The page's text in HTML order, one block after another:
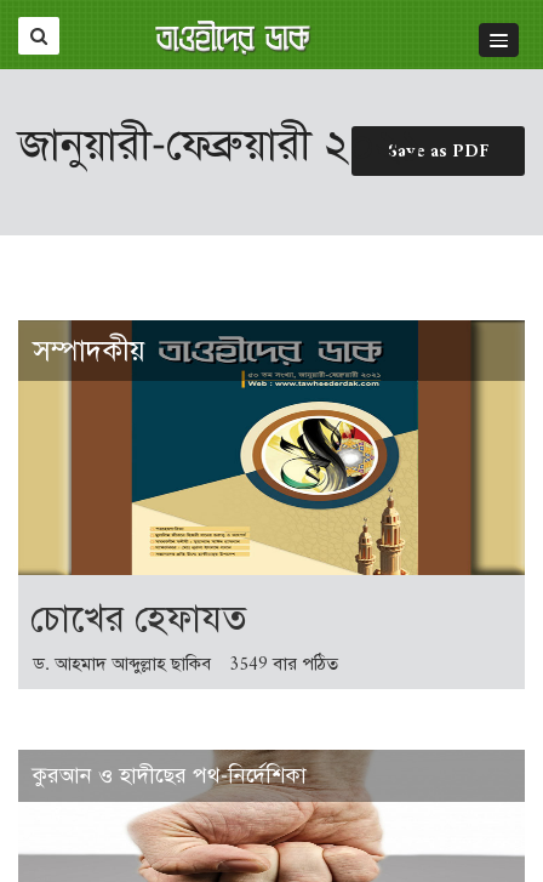
জানুয়ারী-ফেব্রুয়ারী ২০২১Save as PDF
সম্পাদকীয়
চোখের হেফাযত
ড. আহমাদ আব্দুল্লাহ ছাকিব 3549 বার পঠিত
কুরআন ও হাদীছের পথ-নির্দেশিকা